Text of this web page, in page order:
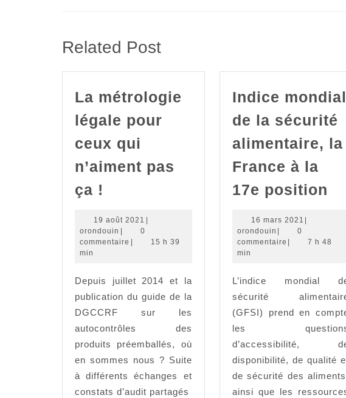
Related Post
La métrologie
légale pour
ceux qui
n’aiment pas
ça !
légale
pour
qui
n’aiment
pas
ça
!
19 août 2021 19
août
2021
orondouin orondouin
0
commentaire
15 h 39
min
Depuis juillet 2014 et la
publication du guide de la
DGCCRF sur les
autocontrôles des
produits préemballés, où
en sommes nous ? Suite
à différents échanges et
constats d’audit partagés
Indice mondial
de la sécurité
alimentaire, la
France à la
17e position
la
la
à
la
16 mars 2021 16
2021
orondouin orondouin
0
commentaire
7 h 48
min
L’indice mondial
sécurité
(GFSI) prend en
les
d’accessibilité,
disponibilité, de qualité
de sécurité des
ainsi que les